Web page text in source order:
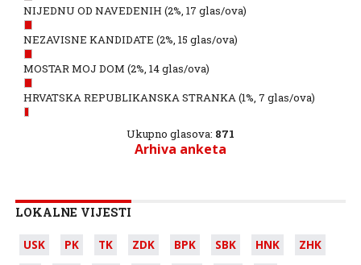
NIJEDNU OD NAVEDENIH (2%, 17 glas/ova)
NEZAVISNE KANDIDATE (2%, 15 glas/ova)
MOSTAR MOJ DOM (2%, 14 glas/ova)
HRVATSKA REPUBLIKANSKA STRANKA(1%, 7 glas/ova)
Ukupno glasova: 871
Arhiva anketa
LOKALNE VIJESTI
USK PK TK ZDK BPK SBK HNK
ZHK